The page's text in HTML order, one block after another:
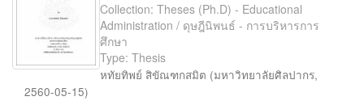
Collection: Theses (Ph.D) - Educational
Administration / ดุษฎีนิพนธ์ - การบริหารการ
ศึกษา
Type: Thesis
หทัยทิพย์ สิขัณฑกสมิต (มหาวิทยาลัยศิลปากร,
2560-05-15)